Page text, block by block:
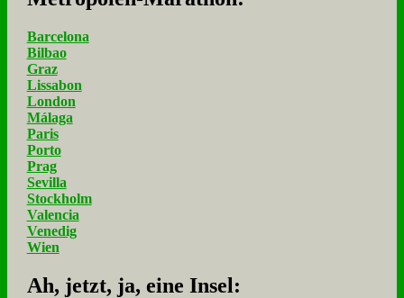
Barcelona
Bilbao
Graz
Lissabon
London
Málaga
Paris
Porto
Prag
Sevilla
Stockholm
Valencia
Venedig
Wien
Ah, jetzt, ja, ei­ne In­sel: